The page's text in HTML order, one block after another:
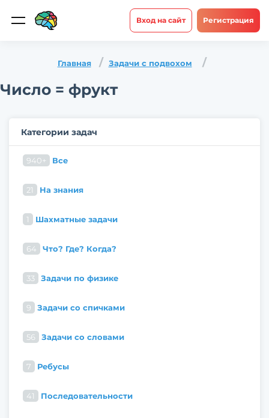
Вход на сайт Регистрация
Главная Задачи с подвохом
Число = фрукт
Категории задач
940+ Все
21 На знания
1 Шахматные задачи
64 Что? Где? Когда?
33 Задачи по физике
9 Задачи со спичками
56 Задачи со словами
7 Ребусы
41 Последовательности